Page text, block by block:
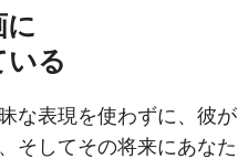
に
いる
な表現を使わずに、彼が
そしてその将来にあなた